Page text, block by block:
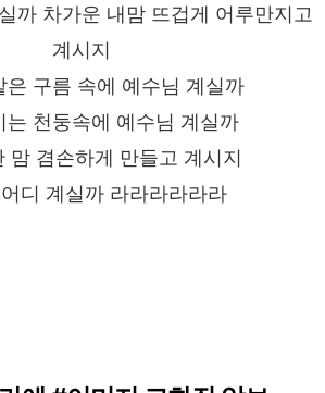
까 차가운 내맘 뜨겁게 어루만지고
계시지
은 구름 속에 예수님 계실까
는 천둥속에 예수님 계실까
맘 겸손하게 만들고 계시지
디 계실까 라라라라라라